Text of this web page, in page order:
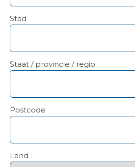
Stad
Staat / provincie / regio
Postcode
Land